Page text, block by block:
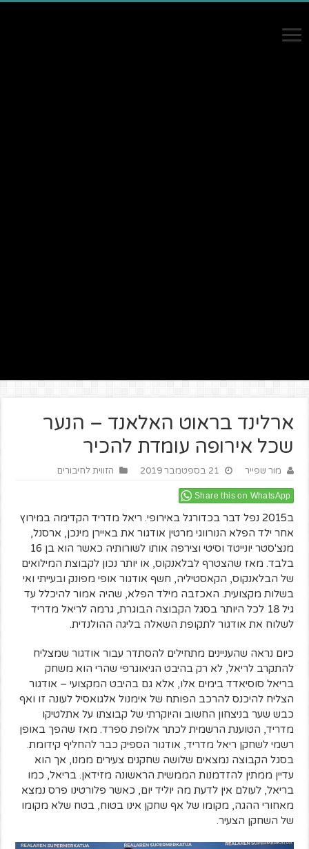
ארלינד בראוט האלאנד – הנער
שכל אירופה עומדת להכיר
מור שפייר 21 בספטמבר 2019 הזווית לחיבורים
Share this on WhatsApp
ב2015 נפל דבר בכדורגל באירופי. ריאל מדריד הקדימה במירוץ
אחר ילד הפלא הנורווגי מרטין אודגור את באיירן מינכן, ארסנל,
מנצ'סטר יונייטד וסיטי וצירפה אותו לשורותיה כאשר הוא בן 16
בלבד. מאז שהצטרף לבלאנקוס, או יותר נכון לקבוצת המילואים
של הבלאנקוס, הקאסטיליה, חשף אודגור אופי מפונק ובעייתי ואי
בשלות מקצועית. האכזבה מילד הפלא, שהיה אמור להיכלל עד
גיל 18 לכל היותר בסגל הקבוצה הבוגרת, גרמה לריאל מדריד
לשלוח את אודגור לתקופת השאלה בליגה ההולנדית.
כיום נראה שהעניינים מתחילים להסתדר עבור אודגור שמצליח
להתקרב לריאל, לא רק בהיבט הגיאוגרפי שהרי הוא משחק
בריאל סוסיאדד בימים אלו, אלא גם בהיבט המקצועי – אודגור
הצליח להיכנס להרכב הפותח של אימנול אלגואסיל לעונה זו ואף
כבש שער בניצחון החשוב והיוקרתי של קבוצתו על אתלטיקו
מדריד, הטוענת הרשמית לכתר אלופת ספרד. מאז שהפך באופן
רשמי לשחקן ריאל מדריד, אודגור הספיק כבר להחליף קידומת.
בסגל הקבוצה נמצאים שלושה שחקנים צעירים ממנו, אך הוא
עדיין ממתין להזדמנות הממשית הראשונה מזידאן. בריאל, כמו
בריאל, לעולם אין לדעת מה יוליד יום, כאשר פלורטינו פרס נמצא
מאחורי ההגה, מקומו של אף שחקן אינו בטוח, בטח שלא מקומו
של השחקן הצעיר.